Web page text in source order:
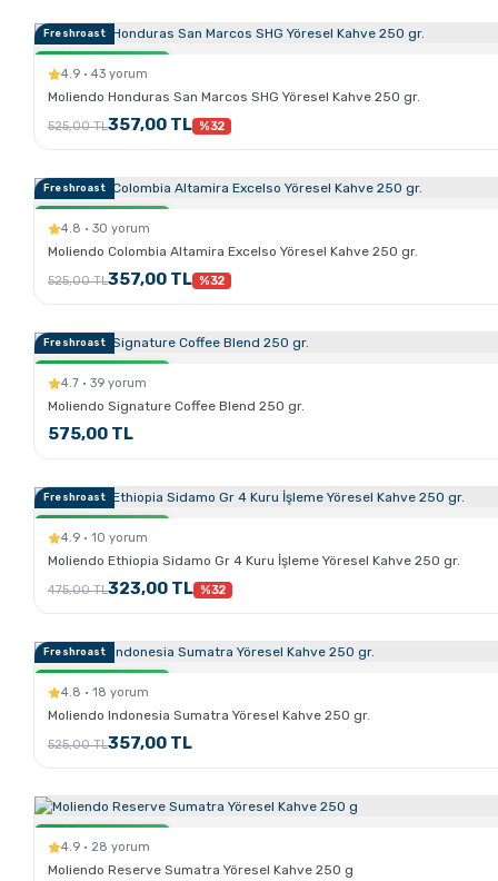
Freshroast
Sertlik:
4.9 · 43 yorum
Moliendo Honduras San Marcos SHG Yöresel Kahve 250 gr.
525,00 TL357,00 TL %32
Freshroast
Sertlik:
4.8 · 30 yorum
Moliendo Colombia Altamira Excelso Yöresel Kahve 250 gr.
525,00 TL357,00 TL %32
Freshroast
Sertlik:
4.7 · 39 yorum
Moliendo Signature Coffee Blend 250 gr.
575,00 TL
Freshroast
Sertlik:
4.9 · 10 yorum
Moliendo Ethiopia Sidamo Gr 4 Kuru İşleme Yöresel Kahve 250 gr.
475,00 TL323,00 TL %32
Freshroast
Sertlik:
4.8 · 18 yorum
Moliendo Indonesia Sumatra Yöresel Kahve 250 gr.
525,00 TL357,00 TL
Sertlik:
4.9 · 28 yorum
Moliendo Reserve Sumatra Yöresel Kahve 250 g